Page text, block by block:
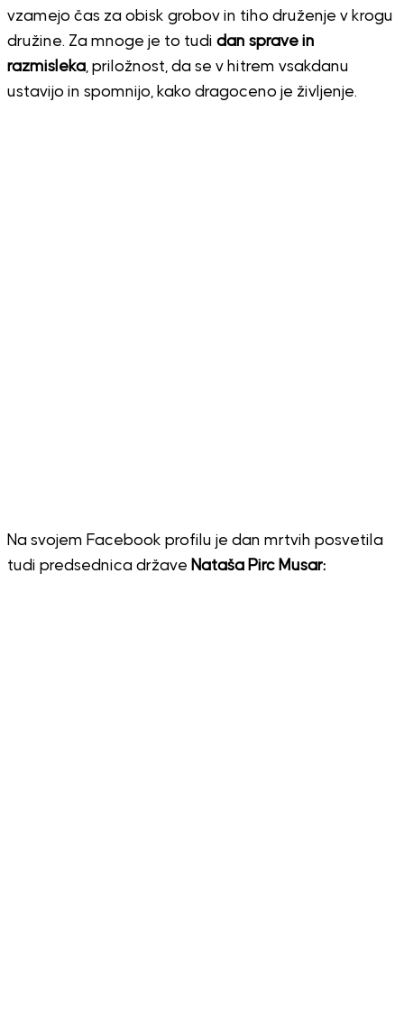
vzamejo čas za obisk grobov in tiho druženje v krogu
družine. Za mnoge je to tudi dan sprave in
razmisleka, priložnost, da se v hitrem vsakdanu
ustavijo in spomnijo, kako dragoceno je življenje.
Na svojem Facebook profilu je dan mrtvih posvetila
tudi predsednica države Nataša Pirc Musar: